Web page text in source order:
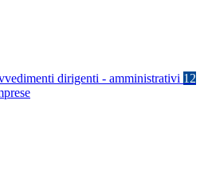
dirigenti - amministrativi 12